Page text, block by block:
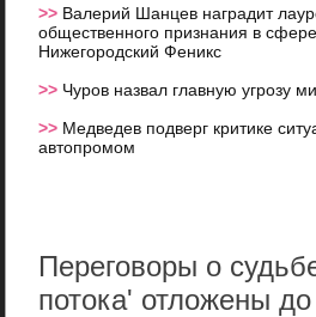
>> Валерий Шанцев наградит
общественного признания в сфере
Нижегородский Феникс
>> Чуров назвал главную угрозу
>> Медведев подверг критике
автопромом
Переговоры о
потока' отложены